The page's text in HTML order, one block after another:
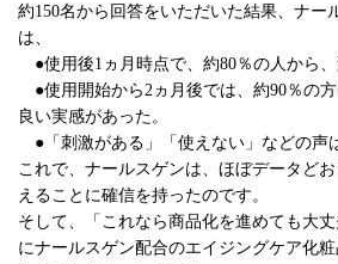
約150名から回答をいただいた結果、ナー
は、
●使用後1ヵ月時点で、約80％の人から、
●使用開始から2ヵ月後では、約90％の
良い実感があった。
●「刺激がある」「使えない」などの声
これで、ナールスゲンは、ほぼデータど
えることに確信を持ったのです。
そして、「これなら商品化を進めても大
にナールスゲン配合のエイジングケア化